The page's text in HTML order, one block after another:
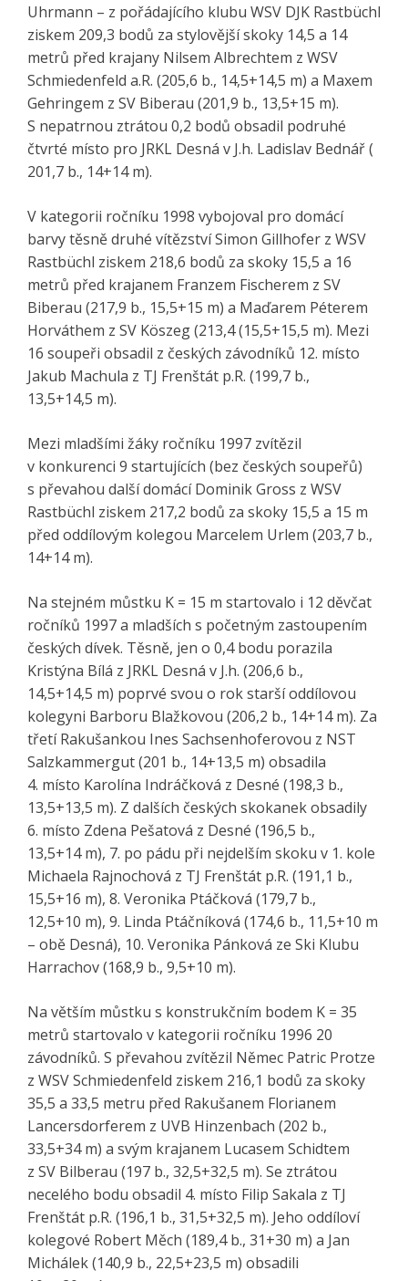
Uhrmann – z pořádajícího klubu WSV DJK Rastbüchl
ziskem 209,3 bodů za stylovější skoky 14,5 a 14
metrů před krajany Nilsem Albrechtem z WSV
Schmiedenfeld a.R. (205,6 b., 14,5+14,5 m) a Maxem
Gehringem z SV Biberau (201,9 b., 13,5+15 m).
S nepatrnou ztrátou 0,2 bodů obsadil podruhé
čtvrté místo pro JRKL Desná v J.h. Ladislav Bednář (
201,7 b., 14+14 m).
V kategorii ročníku 1998 vybojoval pro domácí
barvy těsně druhé vítězství Simon Gillhofer z WSV
Rastbüchl ziskem 218,6 bodů za skoky 15,5 a 16
metrů před krajanem Franzem Fischerem z SV
Biberau (217,9 b., 15,5+15 m) a Maďarem Péterem
Horváthem z SV Köszeg (213,4 (15,5+15,5 m). Mezi
16 soupeři obsadil z českých závodníků 12. místo
Jakub Machula z TJ Frenštát p.R. (199,7 b.,
13,5+14,5 m).
Mezi mladšími žáky ročníku 1997 zvítězil
v konkurenci 9 startujících (bez českých soupeřů)
s převahou další domácí Dominik Gross z WSV
Rastbüchl ziskem 217,2 bodů za skoky 15,5 a 15 m
před oddílovým kolegou Marcelem Urlem (203,7 b.,
14+14 m).
Na stejném můstku K = 15 m startovalo i 12 děvčat
ročníků 1997 a mladších s početným zastoupením
českých dívek. Těsně, jen o 0,4 bodu porazila
Kristýna Bílá z JRKL Desná v J.h. (206,6 b.,
14,5+14,5 m) poprvé svou o rok starší oddílovou
kolegyni Barboru Blažkovou (206,2 b., 14+14 m). Za
třetí Rakušankou Ines Sachsenhoferovou z NST
Salzkammergut (201 b., 14+13,5 m) obsadila
4. místo Karolína Indráčková z Desné (198,3 b.,
13,5+13,5 m). Z dalších českých skokanek obsadily
6. místo Zdena Pešatová z Desné (196,5 b.,
13,5+14 m), 7. po pádu při nejdelším skoku v 1. kole
Michaela Rajnochová z TJ Frenštát p.R. (191,1 b.,
15,5+16 m), 8. Veronika Ptáčková (179,7 b.,
12,5+10 m), 9. Linda Ptáčníková (174,6 b., 11,5+10 m
– obě Desná), 10. Veronika Pánková ze Ski Klubu
Harrachov (168,9 b., 9,5+10 m).
Na větším můstku s konstrukčním bodem K = 35
metrů startovalo v kategorii ročníku 1996 20
závodníků. S převahou zvítězil Němec Patric Protze
z WSV Schmiedenfeld ziskem 216,1 bodů za skoky
35,5 a 33,5 metru před Rakušanem Florianem
Lancersdorferem z UVB Hinzenbach (202 b.,
33,5+34 m) a svým krajanem Lucasem Schidtem
z SV Bilberau (197 b., 32,5+32,5 m). Se ztrátou
necelého bodu obsadil 4. místo Filip Sakala z TJ
Frenštát p.R. (196,1 b., 31,5+32,5 m). Jeho oddíloví
kolegové Robert Měch (189,4 b., 31+30 m) a Jan
Michálek (140,9 b., 22,5+23,5 m) obsadili